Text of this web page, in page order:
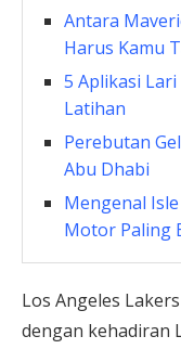
Antara
Harus Kamu
5 Aplikasi
Latihan
Perebutan
Abu Dhabi
Mengenal
Motor Paling
Los Angeles
dengan kehadiran